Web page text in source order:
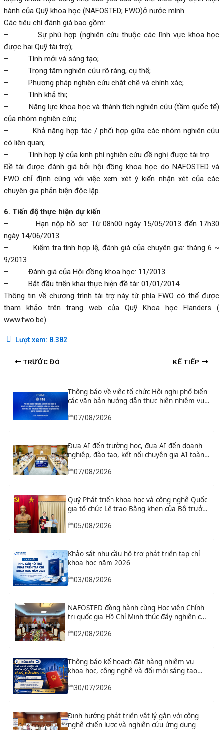
hành của Quỹ khoa học (NAFOSTED; FWO)ở nước mình.
Các tiêu chí đánh giá bao gồm:
– Sự phù hợp (nghiên cứu thuộc các lĩnh vực khoa học
được hai Quỹ tài trợ);
– Tính mới và sáng tạo;
– Trọng tâm nghiên cứu rõ ràng, cụ thể;
– Phương pháp nghiên cứu chặt chẽ và chính xác;
– Tính khả thi;
– Năng lực khoa học và thành tích nghiên cứu (tầm quốc tế)
của nhóm nghiên cứu;
– Khả năng hợp tác / phối hợp giữa các nhóm nghiên cứu
có liên quan;
– Tính hợp lý của kinh phí nghiên cứu đề nghị được tài trợ.
Đề tài được đánh giá bởi hội đồng khoa học do NAFOSTED và
FWO chỉ định cùng với việc xem xét ý kiến nhận xét của các
chuyên gia phản biện độc lập.
6. Tiến độ thực hiện dự kiến
– Hạn nộp hồ sơ: Từ 08h00 ngày 15/05/2013 đến 17h30
ngày 14/06/2013
– Kiểm tra tính hợp lệ, đánh giá của chuyên gia: tháng 6 ~
9/2013
– Đánh giá của Hội đồng khoa học: 11/2013
– Bắt đầu triển khai thực hiện đề tài: 01/01/2014
Thông tin về chương trình tài trợ này từ phía FWO có thể được
tham khảo trên trang web của Quỹ Khoa học Flanders (
www.fwo.be).
Lượt xem: 8.382
TRƯỚC ĐÓ KẾ TIẾP
Thông báo về việc tổ chức Hội nghị phổ biến
các văn bản hướng dẫn thực hiện nhiệm vụ
nghiên cứu và phát triển công nghệ chiến
lược thuộc Chương trình khoa học, công
07/08/2026
Đưa AI đến trường học, đưa AI đến doanh
nghiệp, đào tạo, kết nối chuyên gia AI toàn
cầu
07/08/2026
Quỹ Phát triển khoa học và công nghệ Quốc
gia tổ chức Lễ trao Bằng khen của Bộ trưởng
nhân có thành tích xuất sắc
05/08/2026
Khảo sát nhu cầu hỗ trợ phát triển tạp chí
khoa học năm 2026
03/08/2026
NAFOSTED đồng hành cùng Học viện Chính
trị quốc gia Hồ Chí Minh thúc đẩy nghiên cứu
02/08/2026
Thông báo kế hoạch đặt hàng nhiệm vụ
khoa học, công nghệ và đổi mới sáng tạo
“Nghiên cứu khoa học tổng kết thi hành, đề
xuất sửa đổi, bổ sung toàn diện Hiến pháp
30/07/2026
Định hướng phát triển vật lý gắn với công
nghệ chiến lược và nghiên cứu ứng dụng